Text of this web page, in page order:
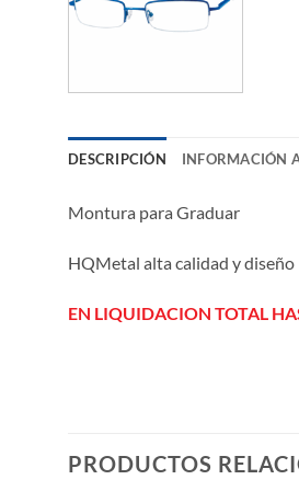
DESCRIPCIÓN INFORMACIÓN
Montura para Graduar
HQMetal alta calidad y diseño
EN LIQUIDACION TOTAL
PRODUCTOS